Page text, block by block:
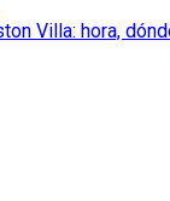
Villa: hora,